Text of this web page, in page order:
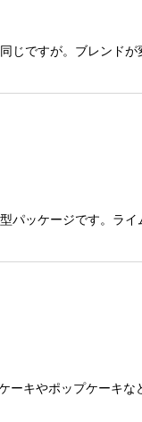
ですが。ブレンド
ッケージです。ラ
キやポップケーキ